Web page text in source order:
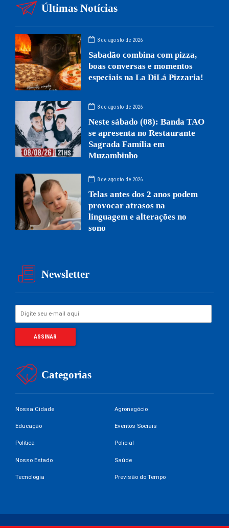
Últimas Notícias
8 de agosto de 2026
Sabadão combina com pizza,
boas conversas e momentos
especiais na La DiLá Pizzaria!
8 de agosto de 2026
Neste sábado (08): Banda TAO
se apresenta no Restaurante
Sagrada Família em
Muzambinho
8 de agosto de 2026
Telas antes dos 2 anos podem
provocar atrasos na
linguagem e alterações no
sono
Newsletter
Categorias
Nossa Cidade Agronegócio
Educação Eventos Sociais
Política Policial
Nosso Estado Saúde
Tecnologia Previsão do Tempo